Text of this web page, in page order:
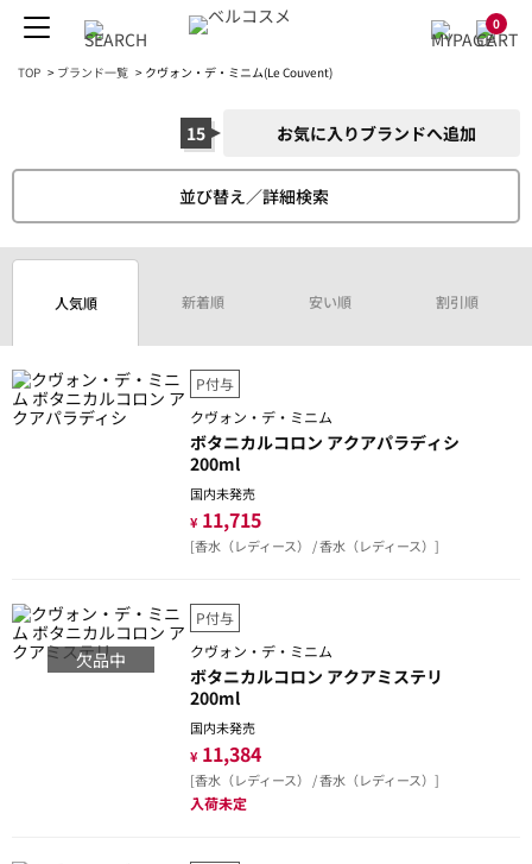
0
TOP > ブランド一覧 > クヴォン・デ・ミニム(Le Couvent)
15 お気に入りブランドへ追加
並び替え／詳細検索
人気順 新着順 安い順 割引順
P付与
クヴォン・デ・ミニム
ボタニカルコロン アクアパラディシ
200ml
国内未発売
¥ 11,715
[香水（レディース） / 香水（レディース）]
欠品中
P付与
クヴォン・デ・ミニム
ボタニカルコロン アクアミステリ
200ml
国内未発売
¥ 11,384
[香水（レディース） / 香水（レディース）]
入荷未定